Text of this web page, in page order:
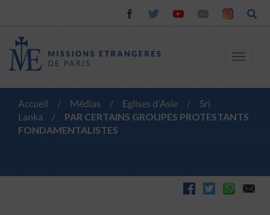
Toggle
Accueil / Médias / Eglises d'Asie /
Sri
Lanka
/
PAR CERTAINS GROUPES PROTESTANTS
FONDAMENTALISTES